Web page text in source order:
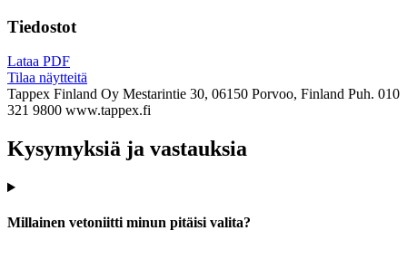
Tiedostot
Lataa PDF
Tilaa näytteitä
Tappex Finland Oy Mestarintie 30, 06150 Porvoo, Finland Puh. 010
321 9800 www.tappex.fi
Kysymyksiä ja vastauksia
Millainen vetoniitti minun pitäisi valita?